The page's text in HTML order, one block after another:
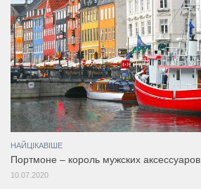
НАЙЦІКАВІШЕ
Портмоне – король мужских аксессуаров
10.07.2020